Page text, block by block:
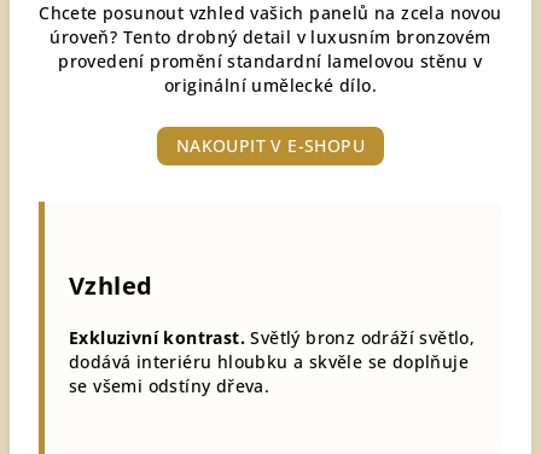
Chcete posunout vzhled vašich panelů na zcela novou
úroveň? Tento drobný detail v luxusním bronzovém
provedení promění standardní lamelovou stěnu v
originální umělecké dílo.
NAKOUPIT V E-SHOPU
Vzhled
Exkluzivní kontrast. Světlý bronz odráží světlo,
dodává interiéru hloubku a skvěle se doplňuje
se všemi odstíny dřeva.